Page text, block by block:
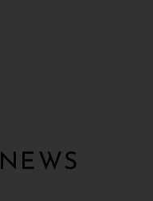
NEWS